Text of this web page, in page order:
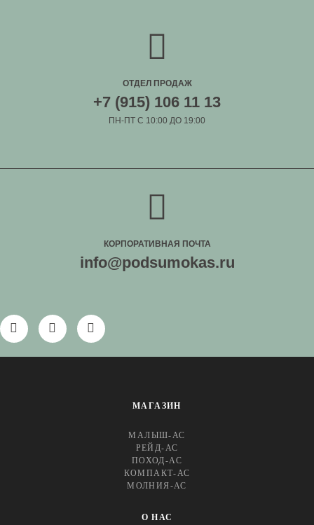
ОТДЕЛ ПРОДАЖ
+7 (915) 106 11 13
ПН-ПТ С 10:00 ДО 19:00
КОРПОРАТИВНАЯ ПОЧТА
info@podsumokas.ru
МАГАЗИН
МАЛЫШ-АС
РЕЙД-АС
ПОХОД-АС
КОМПАКТ-АС
МОЛНИЯ-АС
О НАС